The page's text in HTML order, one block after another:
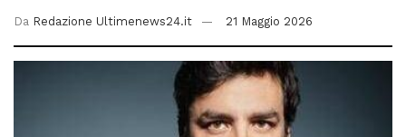
Da Redazione Ultimenews24.it 21 Maggio 2026